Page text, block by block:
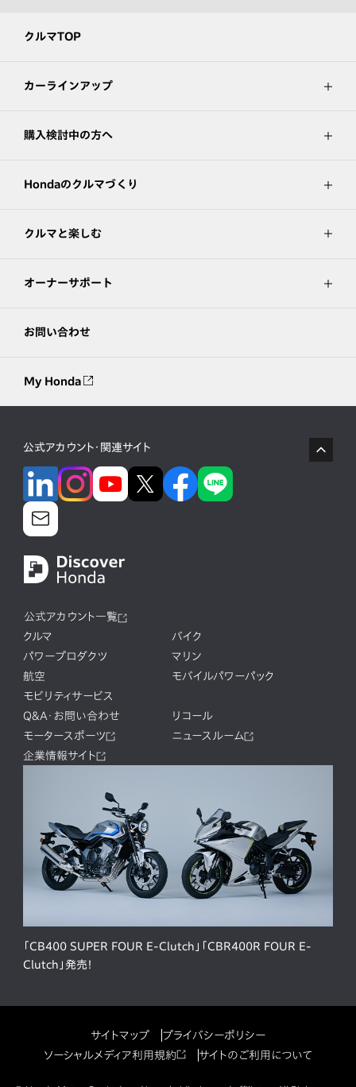
クルマTOP
カーラインアップ
購入検討中の方へ
Hondaのクルマづくり
クルマと楽しむ
オーナーサポート
お問い合わせ
My Honda
公式アカウント・関連サイト
公式アカウント一覧
クルマ
バイク
パワープロダクツ
マリン
航空
モバイルパワーパック
モビリティサービス
Q&A・お問い合わせ
リコール
モータースポーツ
ニュースルーム
企業情報サイト
「CB400 SUPER FOUR E-Clutch」「CBR400R FOUR E-
Clutch」発売！
サイトマップ
プライバシーポリシー
ソーシャルメディア利用規約
サイトのご利用について